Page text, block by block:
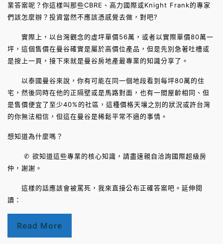
業答案呢？你這樣叫那些CBRE、高力國際或Knight Frank的專家
們該怎麼辦？投資當然不應該憑感覺去做，對吧?
實際上，以台灣觀念的虛坪單價56萬，或者以實際單價80萬一
坪，這個售價在曼谷確實是屬於高價位產品，但是先別急著吐槽或
是按上一頁，接下來就是曼谷房地產最專業的知識分享了。
以泰國曼谷來說，你有可能在同一個地段看到每坪80萬的住
宅，然後同時在他的正隔壁或是馬路對面，也有一間屋齡相同、但
是售價便宜了至少40%的社區，這種價格天壤之別的狀況或許台灣
的你無法相信，但這在曼谷是稀鬆平常不過的事情。
想知道為什麼嗎？
✆ 欲知道這些專業的核心知識，請盡速親自洽詢國際超級房
仲，謝謝。
這樣的話應該會被罵死，我來直接公布正確答案吧。延伸閱
讀：
Read More